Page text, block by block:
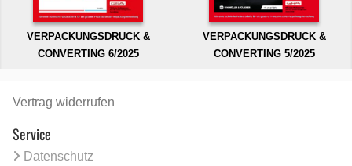
VERPACKUNGSDRUCK &
CONVERTING 6/2025
VERPACKUNGSDRUCK &
CONVERTING 5/2025
Vertrag widerrufen
Service
Datenschutz